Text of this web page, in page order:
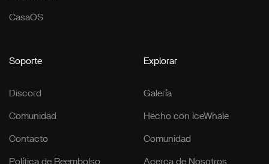
CasaOS
Soporte
Discord
Comunidad
Contacto
Política de Reembolso
Explorar
Galería
Hecho con IceWhale
Comunidad
Acerca de Nosotros